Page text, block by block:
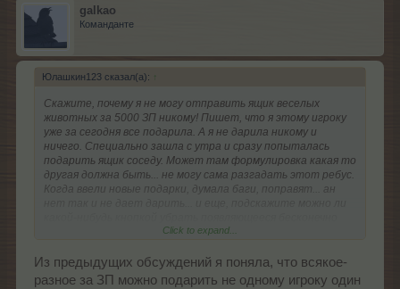
galkao
Команданте
Юлашкин123 сказал(а): ↑
Скажите, почему я не могу отправить ящик веселых
животных за 5000 ЗП никому! Пишет, что я этому игроку
уже за сегодня все подарила. А я не дарила никому и
ничего. Специально зашла с утра и сразу попыталась
подарить ящик соседу. Может там формулировка какая то
другая должна быть... не могу сама разгадать этот ребус.
Когда ввели новые подарки, думала баги, поправят... ан
окно проектов... вылезает каждые пять минут, так
раздражает. Я в проекты не играю.
Click to expand...
Из предыдущих обсуждений я поняла, что всякое-
разное за ЗП можно подарить не одному игроку один